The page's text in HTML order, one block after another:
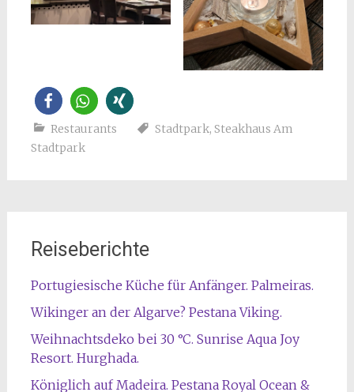
Restaurants Stadtpark, Steakhaus Am
Stadtpark
Reiseberichte
Portugiesische Küche für Anfänger. Palmeiras.
Wikinger an der Algarve? Pestana Viking.
Weihnachtsdeko bei 30 °C. Sunrise Aqua Joy
Resort. Hurghada.
Königlich auf Madeira. Pestana Royal Ocean &